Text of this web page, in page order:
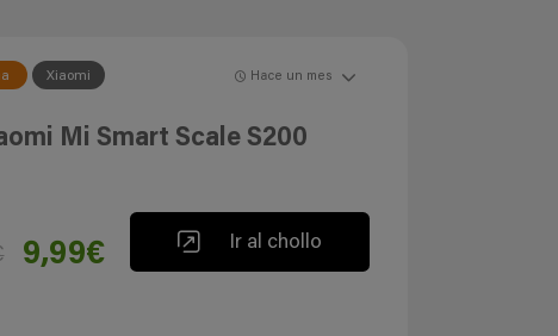
Xiaomi Hace un mes
Mi Smart Scale S200
9,99€ Ir al chollo